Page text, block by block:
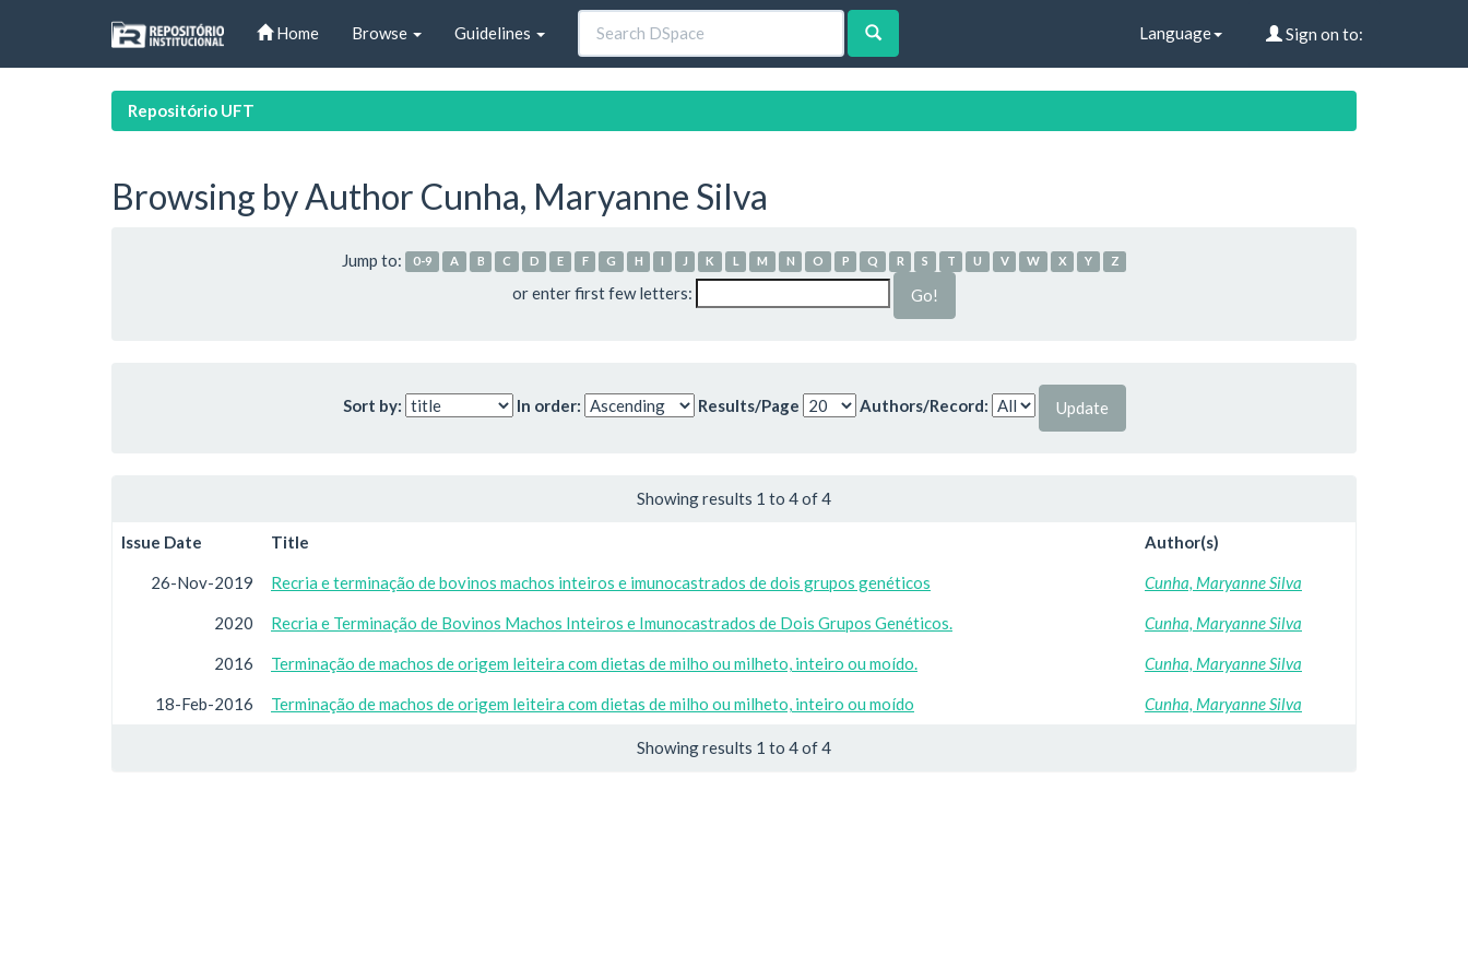
Home Browse Guidelines Language Sign on to:
Repositório UFT
Browsing by Author Cunha, Maryanne Silva
Jump to: 0-9 A B C D E F G H I J K L M N O P Q R S T U V W X Y Z
or enter first few letters:
Sort by: In order: Results/Page Authors/Record:
Showing results 1 to 4 of 4
Issue Date Title Author(s)
26-Nov-2019 Recria e terminação de bovinos machos inteiros e imunocastrados de dois grupos genéticos Cunha, Maryanne Silva
2020 Recria e Terminação de Bovinos Machos Inteiros e Imunocastrados de Dois Grupos Genéticos. Cunha, Maryanne Silva
2016 Terminação de machos de origem leiteira com dietas de milho ou milheto, inteiro ou moído. Cunha, Maryanne Silva
18-Feb-2016 Terminação de machos de origem leiteira com dietas de milho ou milheto, inteiro ou moído Cunha, Maryanne Silva
Showing results 1 to 4 of 4